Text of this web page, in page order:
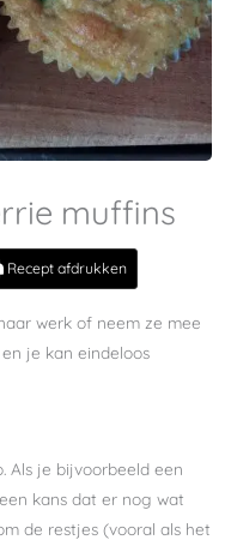
muffins
Recept afdrukken
werk of neem ze mee
je kan eindeloos
Als je bijvoorbeeld een
kans dat er nog wat
de restjes (vooral als het